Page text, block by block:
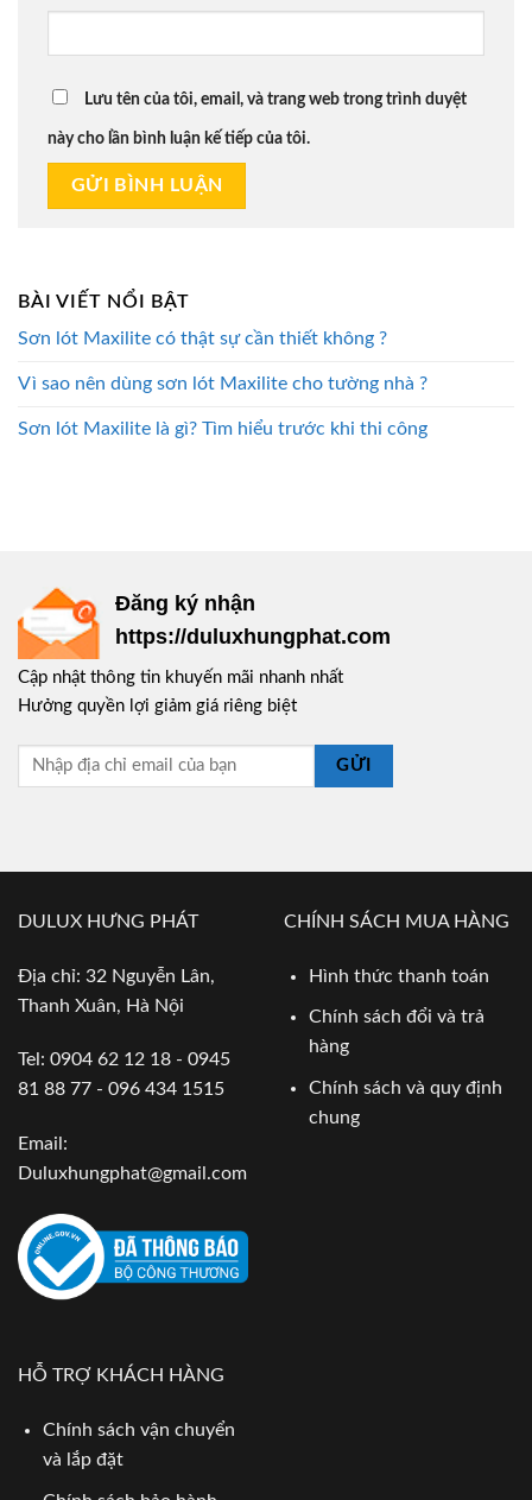
Lưu tên của tôi, email, và trang web trong trình duyệt
này cho lần bình luận kế tiếp của tôi.
BÀI VIẾT NỔI BẬT
Sơn lót Maxilite có thật sự cần thiết không ?
Vì sao nên dùng sơn lót Maxilite cho tường nhà ?
Sơn lót Maxilite là gì? Tìm hiểu trước khi thi công
Đăng ký nhận
https://duluxhungphat.com
Cập nhật thông tin khuyến mãi nhanh nhất
Hưởng quyền lợi giảm giá riêng biệt
GỬI
DULUX HƯNG PHÁT
Địa chỉ: 32 Nguyễn Lân,
Thanh Xuân, Hà Nội
Tel: 0904 62 12 18 - 0945
81 88 77 - 096 434 1515
Email:
Duluxhungphat@gmail.com
CHÍNH SÁCH MUA HÀNG
Hình thức thanh toán
Chính sách đổi và trả
hàng
Chính sách và quy định
chung
HỖ TRỢ KHÁCH HÀNG
Chính sách vận chuyển
và lắp đặt